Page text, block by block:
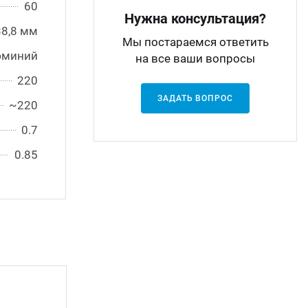
60
мм
220
~220
0.7
0.85
Нужна консультация?
Мы постараемся ответить
на все ваши вопросы
ЗАДАТЬ ВОПРОС